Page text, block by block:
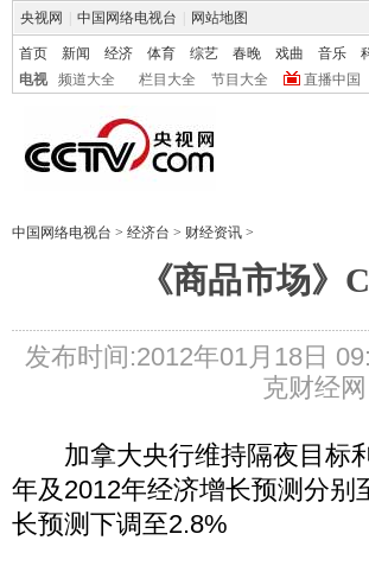
央视网 中国网络电视台 网站地图
首页 新闻 经济 体育 综艺 春晚 戏曲 音乐
电视
频道大全 栏目大全 节目大全 直播中国
中国网络电视台 > 经济台 > 财经资讯 >
《商品市场》
发布时间:2012年01月18日
克财经
加拿大央行维持隔夜目标
年及2012年经济增长预测分
长预测下调至2.8%